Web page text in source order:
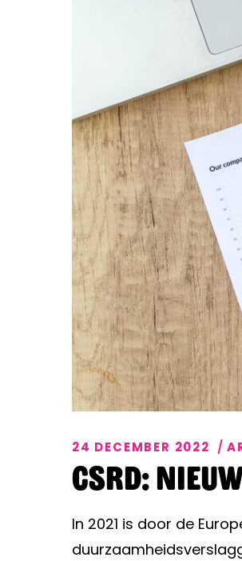
24 DECEMBER 2022
CSRD:
In 2021 is door de